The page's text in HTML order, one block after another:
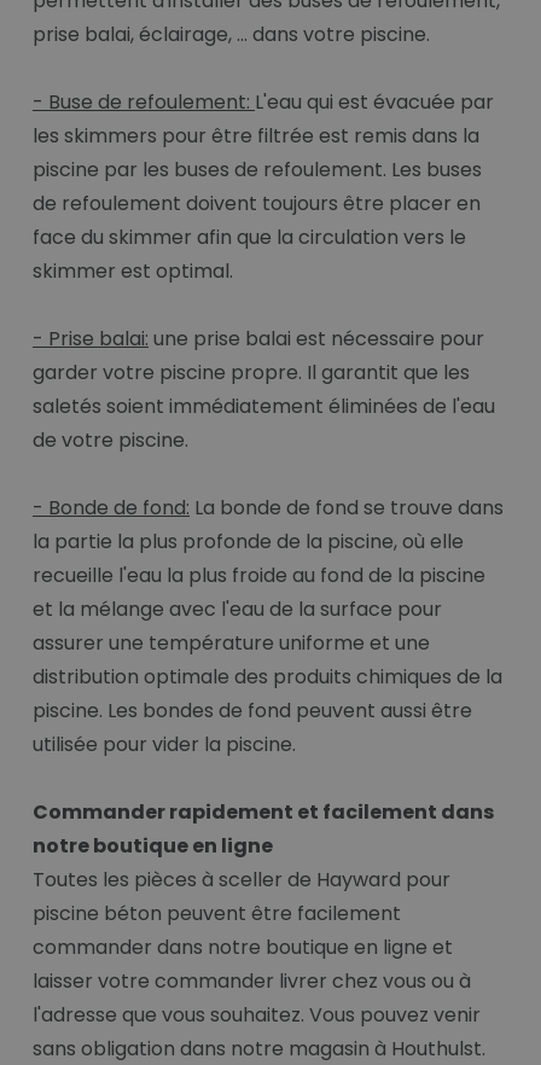
prise balai, éclairage, ... dans votre piscine.
- Buse de refoulement: L'eau qui est évacuée par
les skimmers pour être filtrée est remis dans la
piscine par les buses de refoulement. Les buses
de refoulement doivent toujours être placer en
face du skimmer afin que la circulation vers le
skimmer est optimal.
- Prise balai: une prise balai est nécessaire pour
garder votre piscine propre. Il garantit que les
saletés soient immédiatement éliminées de l'eau
de votre piscine.
- Bonde de fond: La bonde de fond se trouve dans
la partie la plus profonde de la piscine, où elle
recueille l'eau la plus froide au fond de la piscine
et la mélange avec l'eau de la surface pour
assurer une température uniforme et une
distribution optimale des produits chimiques de la
piscine. Les bondes de fond peuvent aussi être
utilisée pour vider la piscine.
Commander rapidement et facilement dans
notre boutique en ligne
Toutes les pièces à sceller de Hayward pour
piscine béton peuvent être facilement
commander dans notre boutique en ligne et
laisser votre commander livrer chez vous ou à
l'adresse que vous souhaitez. Vous pouvez venir
sans obligation dans notre magasin à Houthulst.